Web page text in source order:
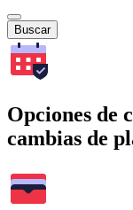
Buscar
Opciones de
cambias de